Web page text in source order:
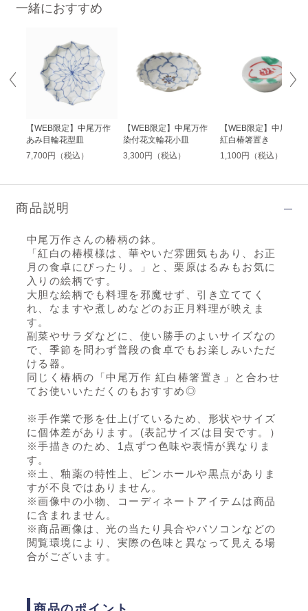
一緒におすすめ
【WEB限定】中尾万作
あみ目輪花型皿
7,700円（税込）
【WEB限定】中尾万作
染付花文輪花小皿
3,300円（税込）
【WEB限定】中尾万作
紅白椿箸置き
1,100円（税込）
商品説明
中尾万作さんの椿柄の鉢。
「紅白の椿模様は、華やいだ雰囲気もあり、お正
月の食卓にぴったり。」と、栗原はるみもお気に
入りの絵柄です。
大胆な絵柄でも料理を邪魔せず、引き立ててく
れ、なますや煮しめなどのお正月料理が映えま
す。
副菜やサラダなどに、使い勝手のよいサイズなの
で、季節を問わず普段の食卓でもお楽しみいただ
ける器。
同じく椿柄の「中尾万作 紅白椿箸置き」と合わせ
てお使いいただくのもおすすめ◎
※手作業で形を仕上げているため、形状やサイズ
に個体差があります。(表記サイズは目安です。）
※手描きのため、1点ずつ色味や表情が異なりま
す。
※土、釉薬の特性上、ピンホールや黒点がありま
すが不良ではありません。
※画像中の小物、コーディネートアイテムは商品
に含まれません。
※商品画像は、光の当たり具合やパソコンなどの
閲覧環境により、実際の色味と異なって見える場
合がございます。